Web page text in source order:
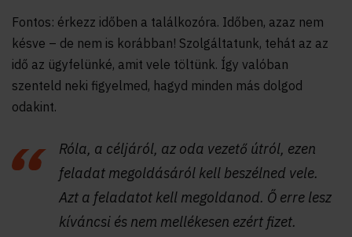
Fontos: érkezz időben a találkozóra. Időben, azaz nem
késve – de nem is korábban! Szolgáltatunk, tehát az az
idő az ügyfelünké, amit vele töltünk. Így valóban
szenteld neki figyelmed, hagyd minden más dolgod
odakint.
Róla, a céljáról, az oda vezető útról, ezen
feladat megoldásáról kell beszélned vele.
Azt a feladatot kell megoldanod. Ő erre lesz
kíváncsi és nem mellékesen ezért fizet.